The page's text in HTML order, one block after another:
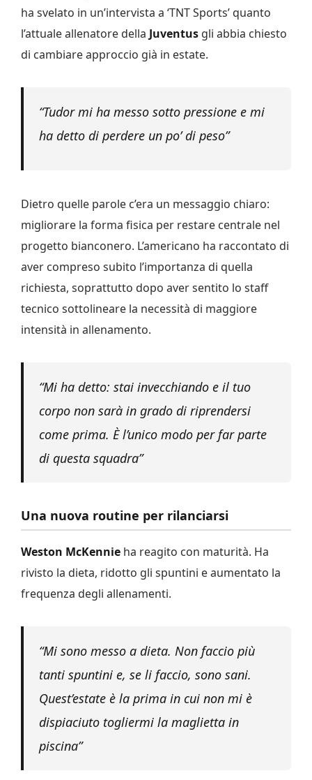
ha svelato in un’intervista a ‘TNT Sports’ quanto
l’attuale allenatore della Juventus gli abbia chiesto
di cambiare approccio già in estate.
“Tudor mi ha messo sotto pressione e mi
ha detto di perdere un po’ di peso”
Dietro quelle parole c’era un messaggio chiaro:
migliorare la forma fisica per restare centrale nel
progetto bianconero. L’americano ha raccontato di
aver compreso subito l’importanza di quella
richiesta, soprattutto dopo aver sentito lo staff
tecnico sottolineare la necessità di maggiore
intensità in allenamento.
“Mi ha detto: stai invecchiando e il tuo
corpo non sarà in grado di riprendersi
come prima. È l’unico modo per far parte
di questa squadra”
Una nuova routine per rilanciarsi
Weston McKennie ha reagito con maturità. Ha
rivisto la dieta, ridotto gli spuntini e aumentato la
frequenza degli allenamenti.
“Mi sono messo a dieta. Non faccio più
tanti spuntini e, se li faccio, sono sani.
Quest’estate è la prima in cui non mi è
dispiaciuto togliermi la maglietta in
piscina”